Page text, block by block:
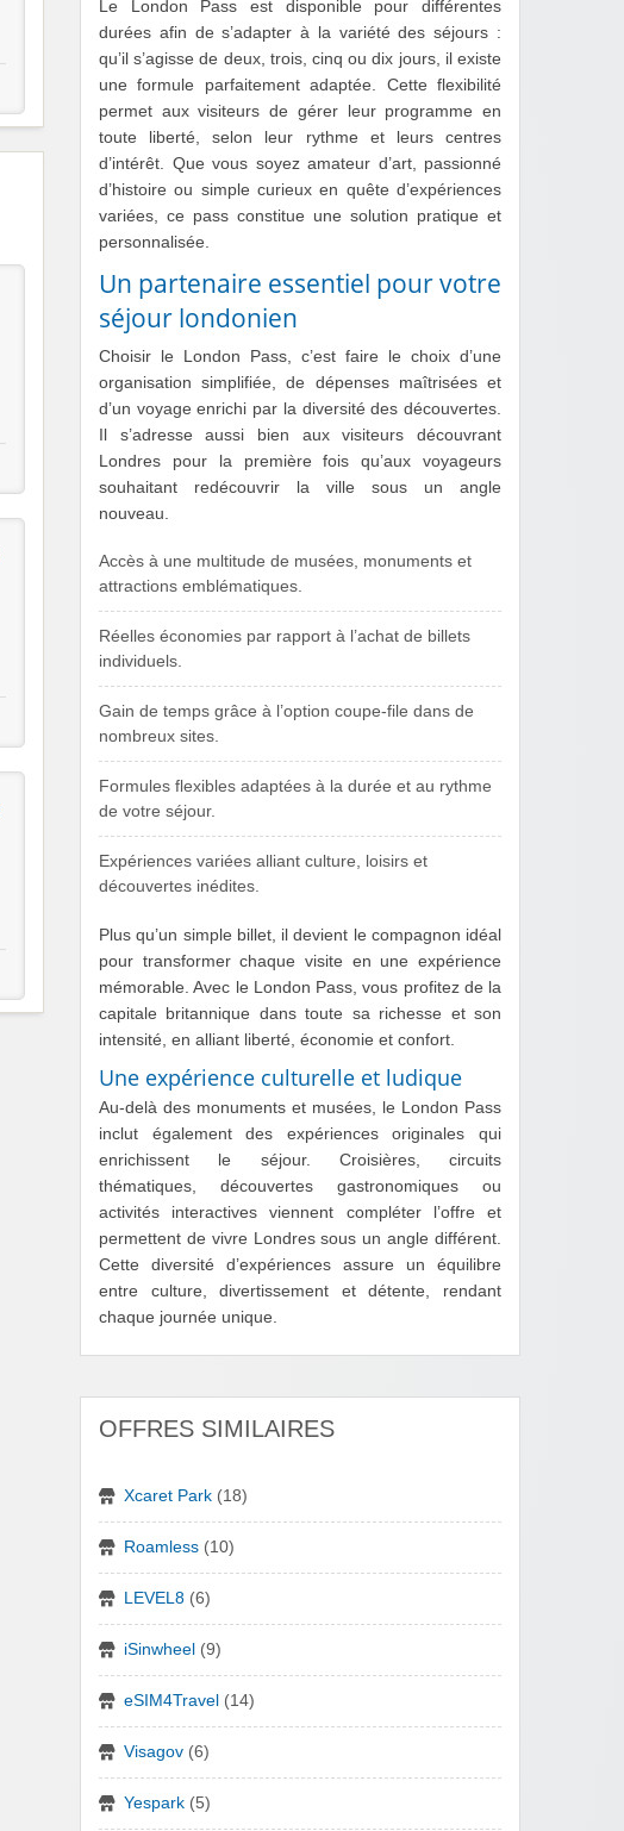
Le London Pass est disponible pour différentes
durées afin de s’adapter à la variété des séjours :
qu’il s’agisse de deux, trois, cinq ou dix jours, il existe
une formule parfaitement adaptée. Cette flexibilité
permet aux visiteurs de gérer leur programme en
toute liberté, selon leur rythme et leurs centres
d’intérêt. Que vous soyez amateur d’art, passionné
d’histoire ou simple curieux en quête d’expériences
variées, ce pass constitue une solution pratique et
personnalisée.
Un partenaire essentiel pour votre
séjour londonien
Choisir le London Pass, c’est faire le choix d’une
organisation simplifiée, de dépenses maîtrisées et
d’un voyage enrichi par la diversité des découvertes.
Il s’adresse aussi bien aux visiteurs découvrant
Londres pour la première fois qu’aux voyageurs
souhaitant redécouvrir la ville sous un angle
nouveau.
Accès à une multitude de musées, monuments et
attractions emblématiques.
Réelles économies par rapport à l’achat de billets
individuels.
Gain de temps grâce à l’option coupe-file dans de
nombreux sites.
Formules flexibles adaptées à la durée et au rythme
de votre séjour.
Expériences variées alliant culture, loisirs et
découvertes inédites.
Plus qu’un simple billet, il devient le compagnon idéal
pour transformer chaque visite en une expérience
mémorable. Avec le London Pass, vous profitez de la
capitale britannique dans toute sa richesse et son
intensité, en alliant liberté, économie et confort.
Une expérience culturelle et ludique
Au-delà des monuments et musées, le London Pass
inclut également des expériences originales qui
enrichissent le séjour. Croisières, circuits
thématiques, découvertes gastronomiques ou
activités interactives viennent compléter l’offre et
permettent de vivre Londres sous un angle différent.
Cette diversité d’expériences assure un équilibre
entre culture, divertissement et détente, rendant
chaque journée unique.
OFFRES SIMILAIRES
Xcaret Park (18)
Roamless (10)
LEVEL8 (6)
iSinwheel (9)
eSIM4Travel (14)
Visagov (6)
Yespark (5)